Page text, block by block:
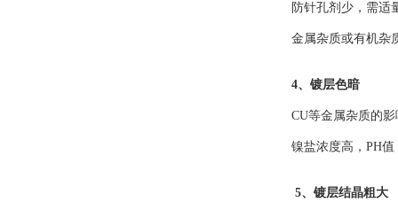
防针孔剂少，需
金属杂质或有机杂
4、镀层色暗
CU等金属杂质的
镍盐浓度高，PH
5、镀层结晶粗